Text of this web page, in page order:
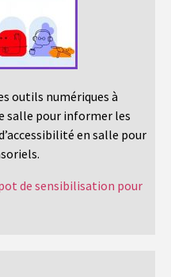
outils numériques à
salle pour informer les
en salle pour
de sensibilisation pour